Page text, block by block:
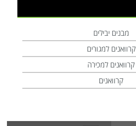
מבנים יבילים
קרוואנים למגורים
קרוואנים למכירה
קרוואנים